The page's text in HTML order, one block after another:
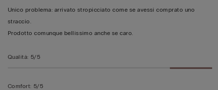
5
Unico problema: arrivato stropicciato come se avessi comprato uno
straccio.
Prodotto comunque bellissimo anche se caro.
Qualità: 5/5
Comfort: 5/5